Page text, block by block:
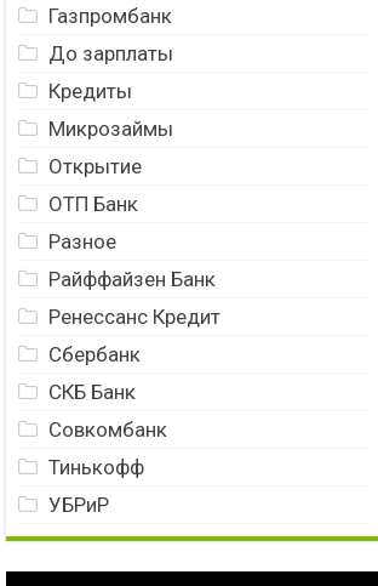
Газпромбанк
До зарплаты
Кредиты
Микрозаймы
Открытие
ОТП Банк
Разное
Райффайзен Банк
Ренессанс Кредит
Сбербанк
СКБ Банк
Совкомбанк
Тинькофф
УБРиР